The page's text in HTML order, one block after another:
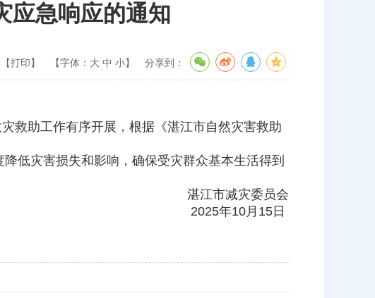
应急响应的通知
【打印】 【字体： 大 中 小】 分享到：
救助工作有序开展，根据《湛江市自然灾害救助
低灾害损失和影响，确保受灾群众基本生活得到
湛江市减灾委员会
2025年10月15日